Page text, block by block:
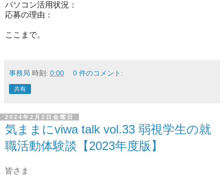
パソコン活用状況：
応募の理由：
ここまで。
事務局 時刻: 0:00 0 件のコメント:
共有
2024年2月2日金曜日
気ままにviwa talk vol.33 弱視学生の就
職活動体験談【2023年度版】
皆さま